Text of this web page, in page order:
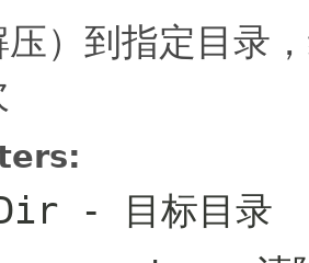
）到指定目录
- 目标目录